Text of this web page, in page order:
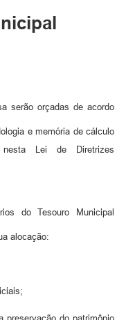
serão orçadas de acordo
e memória de cálculo
nesta Lei de Diretrizes
do Tesouro Municipal
alocação: